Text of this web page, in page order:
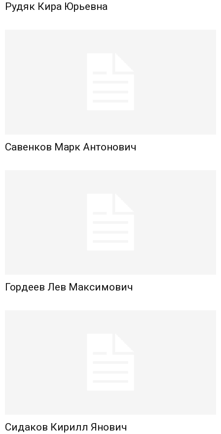
Рудяк Кира Юрьевна
Савенков Марк Антонович
Гордеев Лев Максимович
Сидаков Кирилл Янович